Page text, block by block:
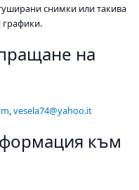
снимки или такива
графики.
на
,vesela74@yahoo.it
към